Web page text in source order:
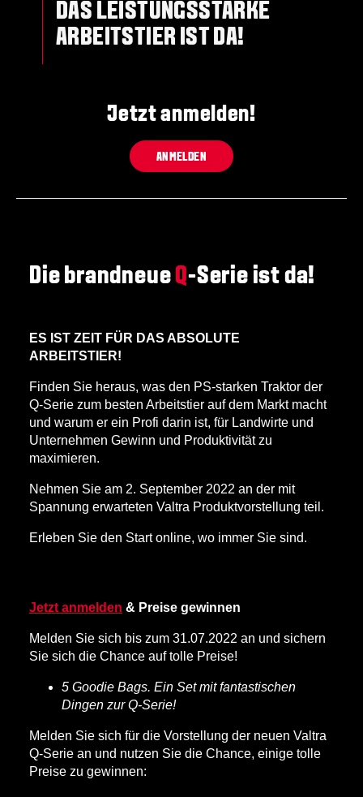
DAS LEISTUNGSSTARKE
ARBEITSTIER IST DA!
Jetzt anmelden!
ANMELDEN
Die brandneue Q-Serie ist da!
ES IST ZEIT FÜR DAS ABSOLUTE
ARBEITSTIER!
Finden Sie heraus, was den PS-starken Traktor der
Q-Serie zum besten Arbeitstier auf dem Markt macht
und warum er ein Profi darin ist, für Landwirte und
Unternehmen Gewinn und Produktivität zu
maximieren.
Nehmen Sie am 2. September 2022 an der mit
Spannung erwarteten Valtra Produktvorstellung teil.
Erleben Sie den Start online, wo immer Sie sind.
Jetzt anmelden & Preise gewinnen
Melden Sie sich bis zum 31.07.2022 an und sichern
Sie sich die Chance auf tolle Preise!
5 Goodie Bags. Ein Set mit fantastischen
Dingen zur Q-Serie!
Melden Sie sich für die Vorstellung der neuen Valtra
Q-Serie an und nutzen Sie die Chance, einige tolle
Preise zu gewinnen: